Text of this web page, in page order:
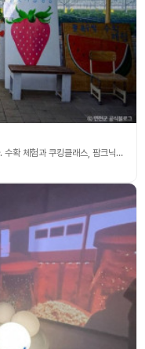
들꽃가람농장은 경기도 연천군애 위치한 체험농장이다. 수확 체험과 쿠킹클래스, 팜크닉을 즐길 수 있다. 식물원과 같이 잘 꾸며진 농장과 다양한 체험, 놀이공간이 마련되어 있어 많은 사랑을 받는 곳이다. 농장 및 교육장, 놀이공간, 식물원 등의 시설을 갖추고 있으며 여름에는 에어바운스 수영장도 펼쳐져 신나는 물놀이도 가능하다. 들꽃가람농장은 봄 시즌딸기 체험이 메인이며 여름 시즌에는 복수박, 복숭아, 포도 등 다양한 농작물을 수확해 볼 수 있다. 그